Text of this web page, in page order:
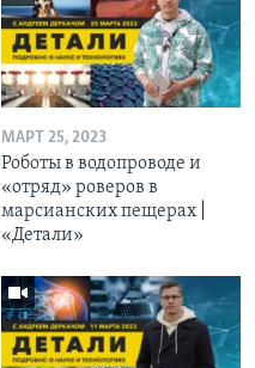
МАРТ 25, 2023
Роботы в водопроводе и
«отряд» роверов в
марсианских пещерах |
«Детали»